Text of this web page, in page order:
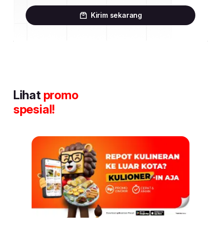
Kirim sekarang
Lihat promo
spesial!